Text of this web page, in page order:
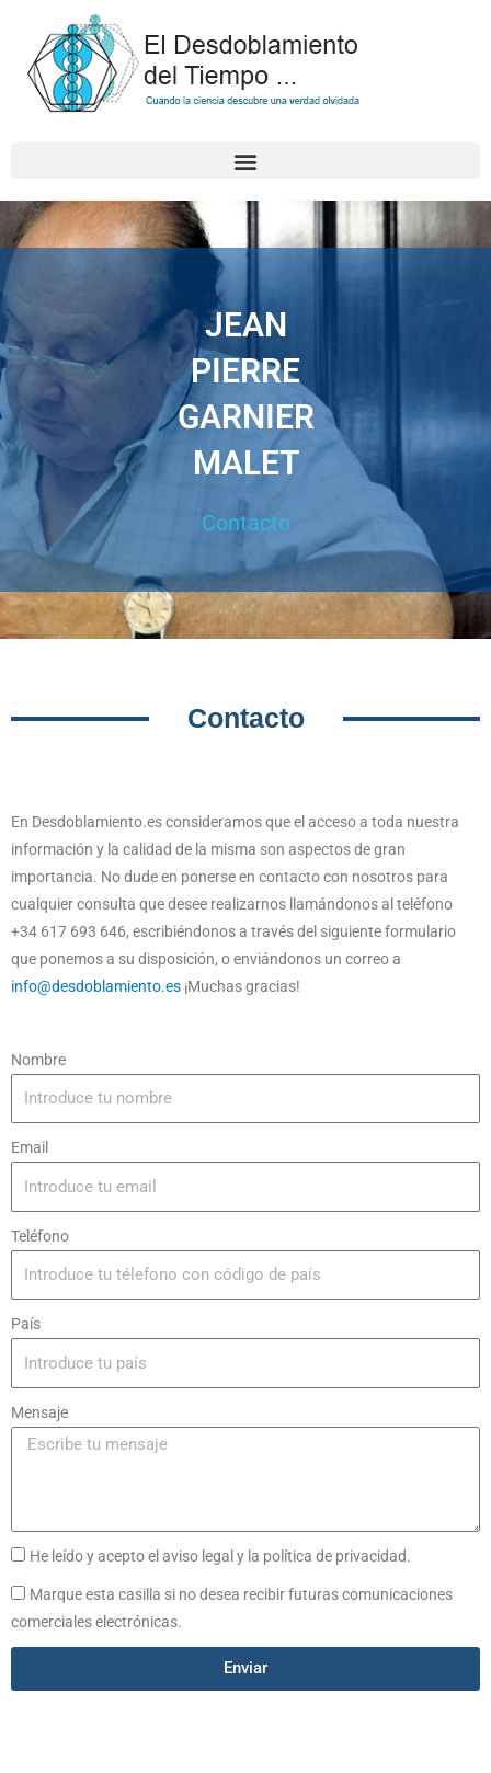
content
JEAN
PIERRE
GARNIER
MALET
Contacto
Contacto
En Desdoblamiento.es consideramos que el acceso a toda nuestra
información y la calidad de la misma son aspectos de gran
importancia. No dude en ponerse en contacto con nosotros para
cualquier consulta que desee realizarnos llamándonos al teléfono
+34 617 693 646, escribiéndonos a través del siguiente formulario
que ponemos a su disposición, o enviándonos un correo a
info@desdoblamiento.es ¡Muchas gracias!
Nombre
Email
Teléfono
País
Mensaje
He leído y acepto el aviso legal y la política de privacidad.
Marque esta casilla si no desea recibir futuras comunicaciones
comerciales electrónicas.
Enviar